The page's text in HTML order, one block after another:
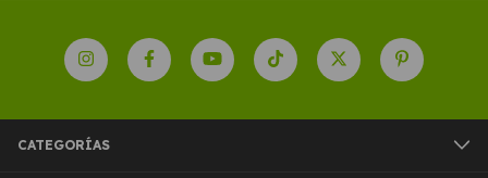
CATEGORÍAS